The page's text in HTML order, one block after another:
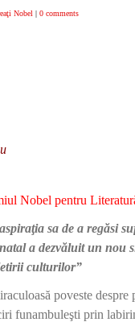
Nobel | 0 comments
Nobel pentru
sa de a regăsi
a dezvăluit un nou
culturilor”
poveste
funambuleşti prin